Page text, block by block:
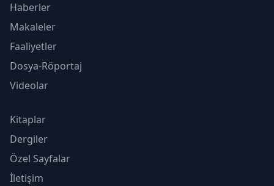
Haberler
Makaleler
Faaliyetler
Dosya-Röportaj
Videolar
Kitaplar
Dergiler
Özel Sayfalar
İletişim